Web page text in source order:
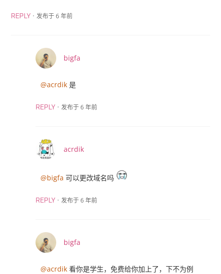
REPLY · 发布于 6 年前
bigfa
@acrdik 是
REPLY · 发布于 6 年前
acrdik
@bigfa 可以更改域名吗
REPLY · 发布于 6 年前
bigfa
@acrdik 看你是学生，免费给你加上了，下不为例